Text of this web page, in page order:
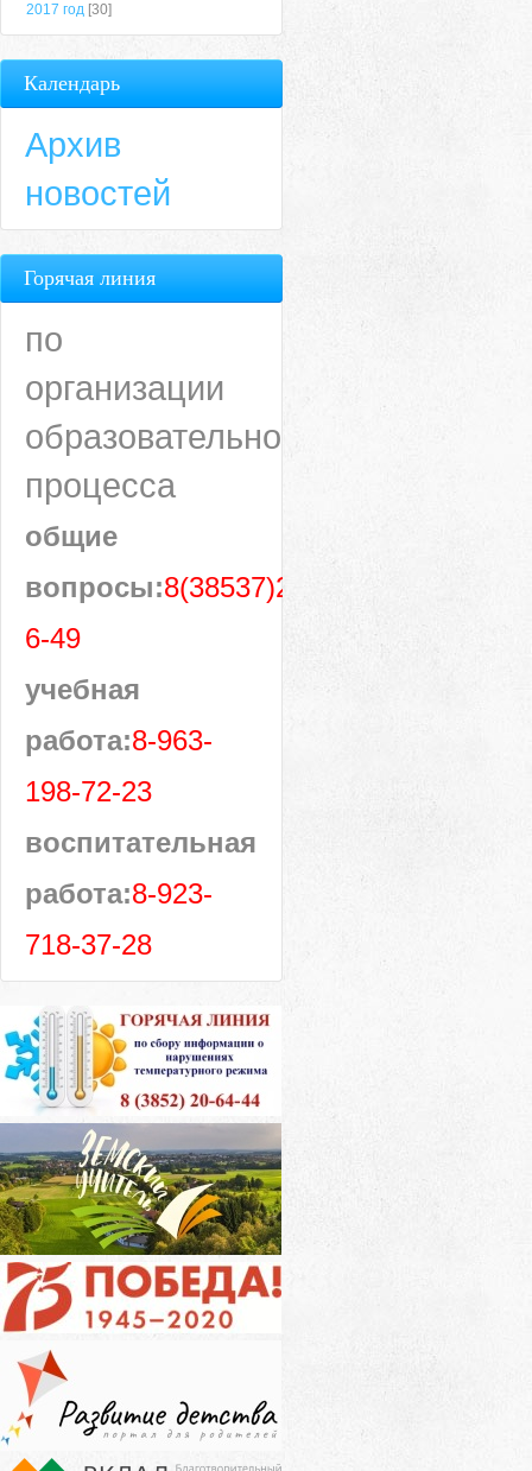
2017 год [30]
Календарь
Архив
новостей
Горячая линия
по
организации
образовательного
процесса
общие
вопросы:8(38537)28-
6-49
учебная
работа:8-963-
198-72-23
воспитательная
работа:8-923-
718-37-28